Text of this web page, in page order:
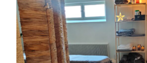
Heart Paal(216)
Idun(140)
Källhults Spotless(163)
Min Träning(220)
Ninlil(34)